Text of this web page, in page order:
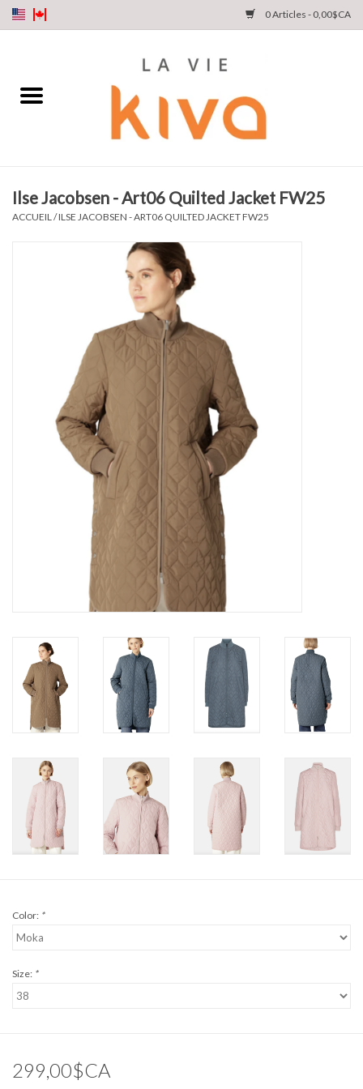
0 Articles - 0,00$CA
MAGASINEZ
Cartes cadeaux
Ilse Jacobsen - Art06 Quilted Jacket FW25
ACCUEIL /ILSE JACOBSEN - ART06 QUILTED JACKET FW25
Color: *
Size: *
299,00$CA